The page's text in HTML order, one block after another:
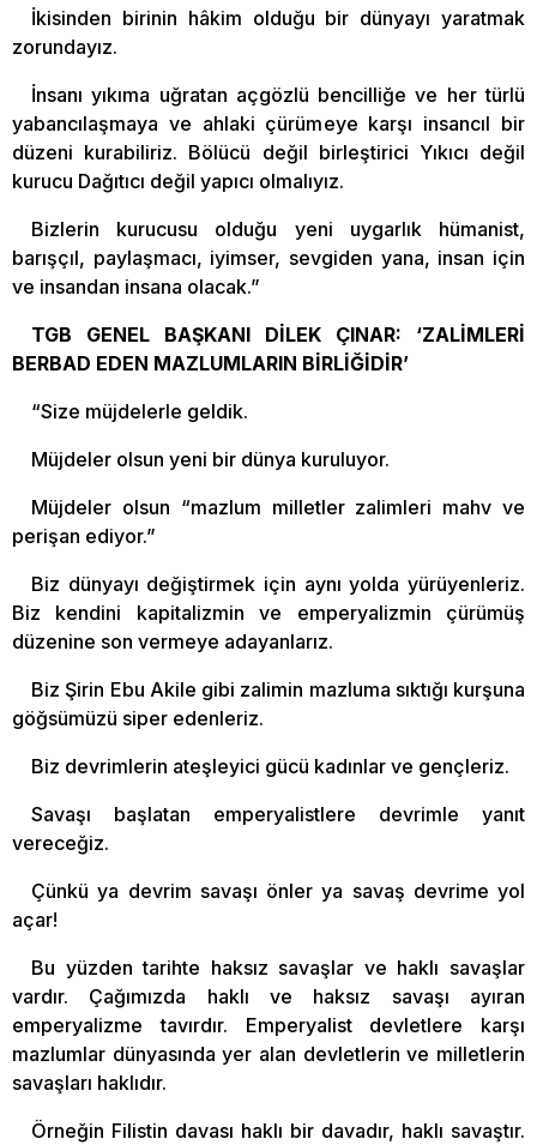
İkisinden birinin hâkim olduğu bir dünyayı yaratmak
zorundayız.
İnsanı yıkıma uğratan açgözlü bencilliğe ve her türlü
yabancılaşmaya ve ahlaki çürümeye karşı insancıl bir
düzeni kurabiliriz. Bölücü değil birleştirici Yıkıcı değil
kurucu Dağıtıcı değil yapıcı olmalıyız.
Bizlerin kurucusu olduğu yeni uygarlık hümanist,
barışçıl, paylaşmacı, iyimser, sevgiden yana, insan için
ve insandan insana olacak.”
TGB GENEL BAŞKANI DİLEK ÇINAR: ‘ZALİMLERİ
BERBAD EDEN MAZLUMLARIN BİRLİĞİDİR’
“Size müjdelerle geldik.
Müjdeler olsun yeni bir dünya kuruluyor.
Müjdeler olsun “mazlum milletler zalimleri mahv ve
perişan ediyor.”
Biz dünyayı değiştirmek için aynı yolda yürüyenleriz.
Biz kendini kapitalizmin ve emperyalizmin çürümüş
düzenine son vermeye adayanlarız.
Biz Şirin Ebu Akile gibi zalimin mazluma sıktığı kurşuna
göğsümüzü siper edenleriz.
Biz devrimlerin ateşleyici gücü kadınlar ve gençleriz.
Savaşı başlatan emperyalistlere devrimle yanıt
vereceğiz.
Çünkü ya devrim savaşı önler ya savaş devrime yol
açar!
Bu yüzden tarihte haksız savaşlar ve haklı savaşlar
vardır. Çağımızda haklı ve haksız savaşı ayıran
emperyalizme tavırdır. Emperyalist devletlere karşı
mazlumlar dünyasında yer alan devletlerin ve milletlerin
savaşları haklıdır.
Örneğin Filistin davası haklı bir davadır, haklı savaştır.